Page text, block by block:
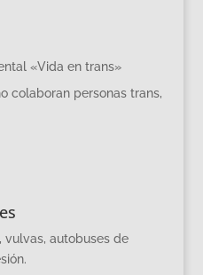
«Vida en trans»
colaboran personas trans,
vulvas, autobuses de